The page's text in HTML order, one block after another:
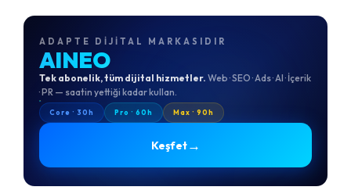
ADAPTE DIJITAL MARKASIDIR
AINEO
Tek abonelik, tüm dijital hizmetler. Web · SEO · Ads · AI · İçerik
· PR — saatin yettiği kadar kullan.
Core · 30h Pro · 60h Max · 90h
Keşfet→